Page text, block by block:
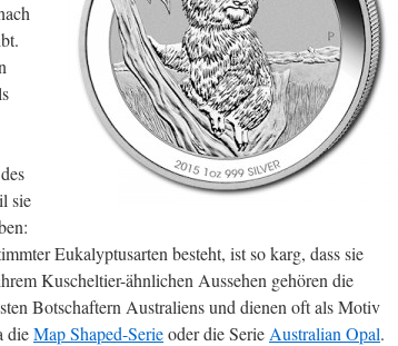
sie
Eukalyptusarten besteht, ist so karg, dass sie
Kuscheltier-ähnlichen Aussehen gehören die
Botschaftern Australiens und dienen oft als Motiv
dieMap Shaped-Serieoder die Serie Australian Opal.